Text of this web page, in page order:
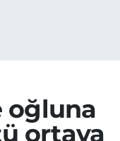
oğluna
ortaya